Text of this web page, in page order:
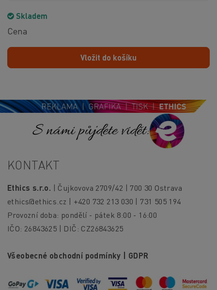
Skladem
Cena
Vložit do košíku
S námi půjdete vidět!
KONTAKT
Ethics s.r.o. | Čujkovova 2709/42 | 700 30 Ostrava
ethics@ethics.cz | +420 732 213 030 | 731 505 194
Provozní doba: pondělí - pátek 8:00 - 16:00
IČO: 26843625 | DIČ: CZ26843625
Všeobecné obchodní podmínky GDPR